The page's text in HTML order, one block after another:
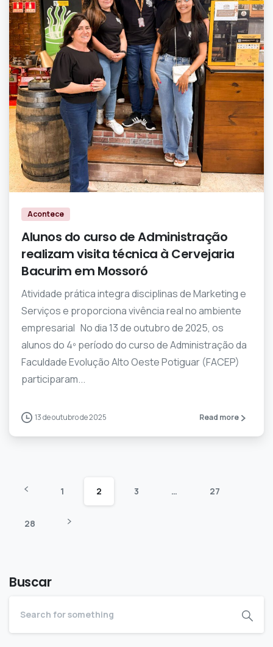
0
Acontece
Alunos do curso de Administração
realizam visita técnica à Cervejaria
Bacurim em Mossoró
Atividade prática integra disciplinas de Marketing e
Serviços e proporciona vivência real no ambiente
empresarial No dia 13 de outubro de 2025, os
alunos do 4º período do curso de Administração da
Faculdade Evolução Alto Oeste Potiguar (FACEP)
participaram...
13 de outubro de 2025 Read more
1 2 3 … 27
28
Buscar